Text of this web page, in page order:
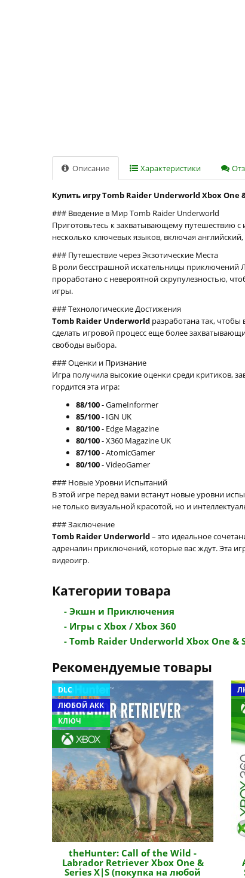
Описание Характеристики
Купить игру Tomb Raider Underworld Xbox One
### Введение в Мир Tomb Raider Underworld
Приготовьтесь к захватывающему путешествию с
несколько ключевых языков, включая
### Путешествие через Экзотические Места
В роли бесстрашной искательницы приключений
проработано с невероятной скрупулезностью,
игры.
### Технологические Достижения
Tomb Raider Underworld разработана так,
сделать игровой процесс еще более
свободы выбора.
### Оценки и Признание
Игра получила высокие оценки среди критиков,
гордится эта игра:
88/100- GameInformer
85/100- IGN UK
80/100- Edge Magazine
80/100- X360 Magazine UK
87/100- AtomicGamer
80/100- VideoGamer
### Новые Уровни Испытаний
В этой игре перед вами встанут новые уровни
не только визуальной красотой, но и
### Заключение
Tomb Raider Underworld– это идеальное
адреналин приключений, которые вас ждут. Эта
видеоигр.
Категории товара
- Экшн и Приключения
- Игры с Xbox / Xbox 360
- Tomb Raider Underworld Xbox One &
Рекомендуемые товары
DLC
ЛЮБОЙ АКК
КЛЮЧ
theHunter: Call of the Wild -
Labrador Retriever Xbox One &
Series X|S (покупка на любой